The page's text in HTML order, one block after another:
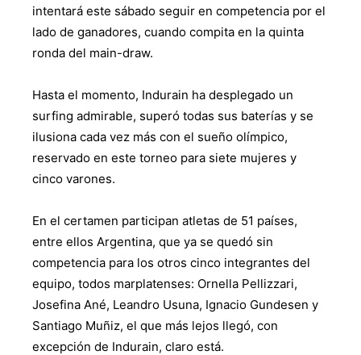
intentará este sábado seguir en competencia por el
lado de ganadores, cuando compita en la quinta
ronda del main-draw.
Hasta el momento, Indurain ha desplegado un
surfing admirable, superó todas sus baterías y se
ilusiona cada vez más con el sueño olímpico,
reservado en este torneo para siete mujeres y
cinco varones.
En el certamen participan atletas de 51 países,
entre ellos Argentina, que ya se quedó sin
competencia para los otros cinco integrantes del
equipo, todos marplatenses: Ornella Pellizzari,
Josefina Ané, Leandro Usuna, Ignacio Gundesen y
Santiago Muñiz, el que más lejos llegó, con
excepción de Indurain, claro está.